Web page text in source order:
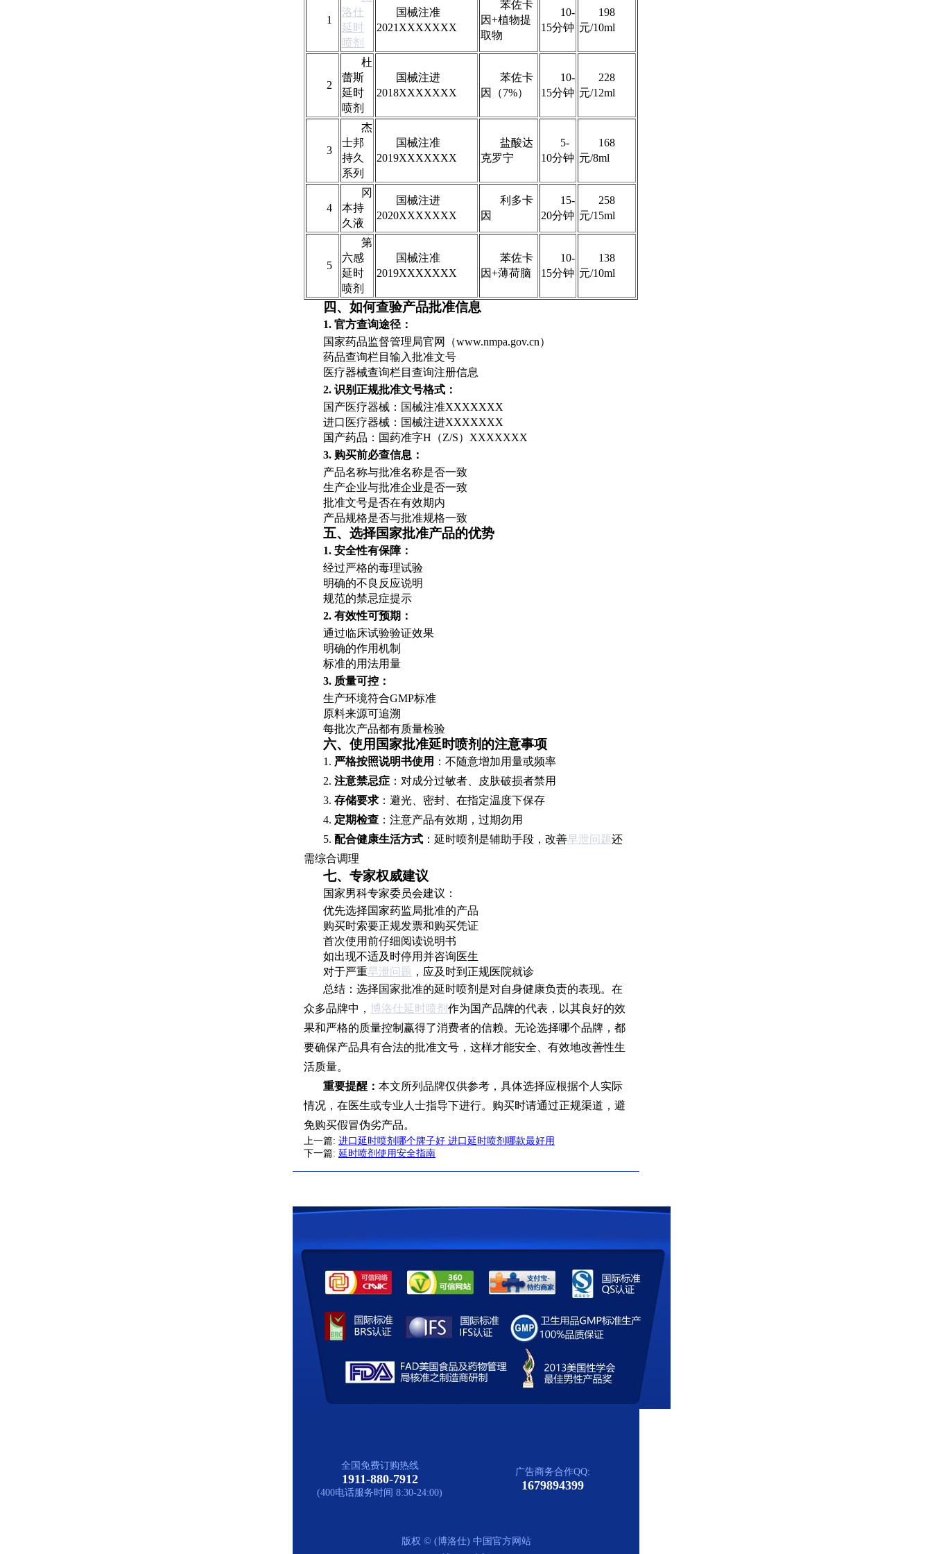
1
洛仕
延时
喷剂
国械注准
2021XXXXXXX
苯佐卡
因+植物提
取物
10-
15分钟
198
元/10ml
2
杜
蕾斯
延时
喷剂
国械注进
2018XXXXXXX
苯佐卡
因（7%）
10-
15分钟
228
元/12ml
3
杰
士邦
持久
系列
国械注准
2019XXXXXXX
盐酸达
克罗宁
5-
10分钟
168
元/8ml
4
冈
本持
久液
国械注进
2020XXXXXXX
利多卡
因
15-
20分钟
258
元/15ml
5
第
六感
延时
喷剂
国械注准
2019XXXXXXX
苯佐卡
因+薄荷脑
10-
15分钟
138
元/10ml
四、如何查验产品批准信息
1. 官方查询途径：
国家药品监督管理局官网（www.nmpa.gov.cn）
药品查询栏目输入批准文号
医疗器械查询栏目查询注册信息
2. 识别正规批准文号格式：
国产医疗器械：国械注准XXXXXXX
进口医疗器械：国械注进XXXXXXX
国产药品：国药准字H（Z/S）XXXXXXX
3. 购买前必查信息：
产品名称与批准名称是否一致
生产企业与批准企业是否一致
批准文号是否在有效期内
产品规格是否与批准规格一致
五、选择国家批准产品的优势
1. 安全性有保障：
经过严格的毒理试验
明确的不良反应说明
规范的禁忌症提示
2. 有效性可预期：
通过临床试验验证效果
明确的作用机制
标准的用法用量
3. 质量可控：
生产环境符合GMP标准
原料来源可追溯
每批次产品都有质量检验
六、使用国家批准延时喷剂的注意事项
1. 严格按照说明书使用 ：不随意增加用量或频率
2. 注意禁忌症 ：对成分过敏者、皮肤破损者禁用
3. 存储要求 ：避光、密封、在指定温度下保存
4. 定期检查 ：注意产品有效期，过期勿用
5. 配合健康生活方式 ：延时喷剂是辅助手段，改善早泄问题还
需综合调理
七、专家权威建议
国家男科专家委员会建议：
优先选择国家药监局批准的产品
购买时索要正规发票和购买凭证
首次使用前仔细阅读说明书
如出现不适及时停用并咨询医生
对于严重早泄问题 ，应及时到正规医院就诊
总结：选择国家批准的延时喷剂是对自身健康负责的表现。在
众多品牌中， 博洛仕延时喷剂 作为国产品牌的代表，以其良好的效
果和严格的质量控制赢得了消费者的信赖。无论选择哪个品牌，都
要确保产品具有合法的批准文号，这样才能安全、有效地改善性生
活质量。
重要提醒： 本文所列品牌仅供参考，具体选择应根据个人实际
情况，在医生或专业人士指导下进行。购买时请通过正规渠道，避
免购买假冒伪劣产品。
上一篇: 进口延时喷剂哪个牌子好 进口延时喷剂哪款最好用
下一篇: 延时喷剂使用安全指南
全国免费订购热线
1911-880-7912
(400电话服务时间 8:30-24:00)
广告商务合作QQ:
1679894399
版权 © (博洛仕) 中国官方网站